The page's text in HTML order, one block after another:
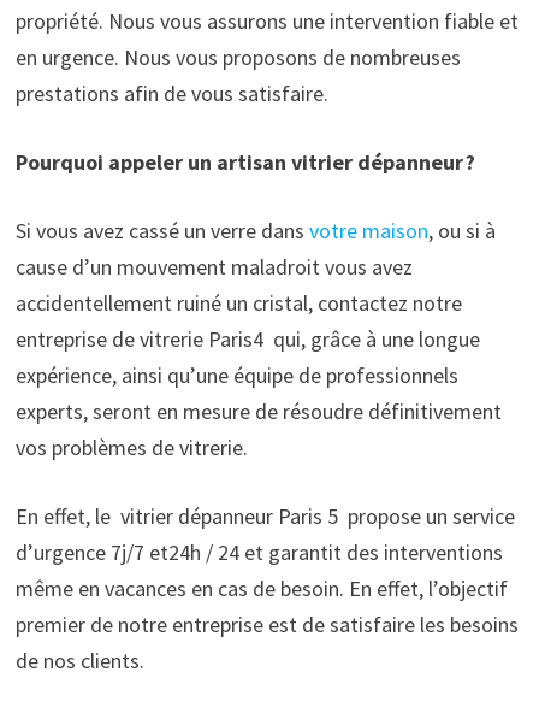
propriété. Nous vous assurons une intervention fiable et
en urgence. Nous vous proposons de nombreuses
prestations afin de vous satisfaire.
Pourquoi appeler un artisan vitrier dépanneur?
Si vous avez cassé un verre dans votre maison, ou si à
cause d’un mouvement maladroit vous avez
accidentellement ruiné un cristal, contactez notre
entreprise de vitrerie Paris4 qui, grâce à une longue
expérience, ainsi qu’une équipe de professionnels
experts, seront en mesure de résoudre définitivement
vos problèmes de vitrerie.
En effet, le vitrier dépanneur Paris 5 propose un service
d’urgence 7j/7 et24h / 24 et garantit des interventions
même en vacances en cas de besoin. En effet, l’objectif
premier de notre entreprise est de satisfaire les besoins
de nos clients.